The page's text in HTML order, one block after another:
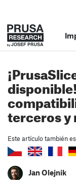
terceros y
Este artículo también
Jan Olejnik